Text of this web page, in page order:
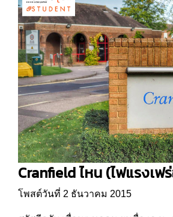
Cranfield ไหน (ไฟแรงเฟ
โพสต์วันที่ 2 ธันวาคม 2015